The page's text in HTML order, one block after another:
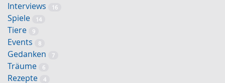
Interviews 16
Spiele 14
Tiere 9
Events 8
Gedanken 7
Träume 6
Rezepte 4